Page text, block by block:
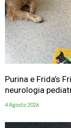
Purina e Frida’s
neurologia
4 Agosto 2026